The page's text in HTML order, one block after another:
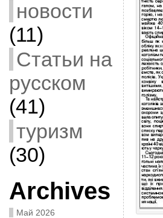
новости
(11)
Статьи на
русском
(41)
туризм
(30)
Archives
Май 2026